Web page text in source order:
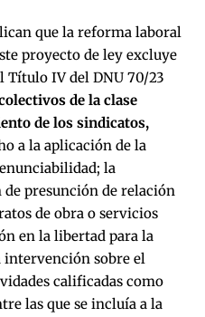
que la reforma laboral
proyecto de ley excluye
Título IV del DNU 70/23
de la clase
de los sindicatos,
a la aplicación de la
la
presunción de relación
de obra o servicios
en la libertad para la
intervención sobre el
calificadas como
las que se incluía a la